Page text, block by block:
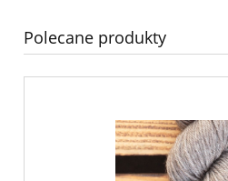
Polecane produkty